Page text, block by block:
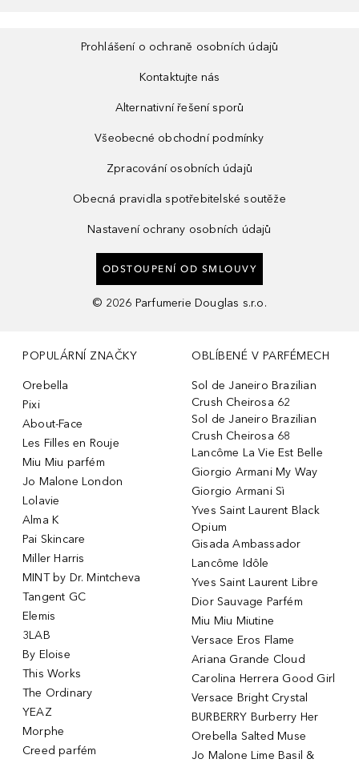
Prohlášení o ochraně osobních údajů
Kontaktujte nás
Alternativní řešení sporů
Všeobecné obchodní podmínky
Zpracování osobních údajů
Obecná pravidla spotřebitelské soutěže
Nastavení ochrany osobních údajů
ODSTOUPENÍ OD SMLOUVY
© 2026 Parfumerie Douglas s.r.o.
POPULÁRNÍ ZNAČKY
Orebella
Pixi
About-Face
Les Filles en Rouje
Miu Miu parfém
Jo Malone London
Lolavie
Alma K
Pai Skincare
Miller Harris
MINT by Dr. Mintcheva
Tangent GC
Elemis
3LAB
By Eloise
This Works
The Ordinary
YEAZ
Morphe
Creed parfém
OBLÍBENÉ V PARFÉMECH
Sol de Janeiro Brazilian
Crush Cheirosa 62
Sol de Janeiro Brazilian
Crush Cheirosa 68
Lancôme La Vie Est Belle
Giorgio Armani My Way
Giorgio Armani Sì
Yves Saint Laurent Black
Opium
Gisada Ambassador
Lancôme Idôle
Yves Saint Laurent Libre
Dior Sauvage Parfém
Miu Miu Miutine
Versace Eros Flame
Ariana Grande Cloud
Carolina Herrera Good Girl
Versace Bright Crystal
BURBERRY Burberry Her
Orebella Salted Muse
Jo Malone Lime Basil &